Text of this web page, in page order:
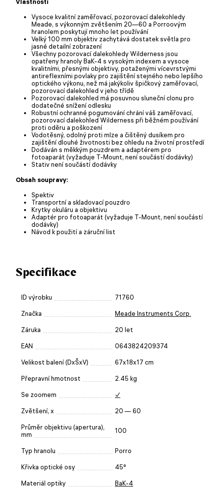
Vysoce kvalitní zaměřovací, pozorovací dalekohledy
Meade, s výkonným zvětšením 20—60 a Porroovým
hranolem poskytují mnoho let používání
Velký 100 mm objektiv zachytává dostatek světla pro
jasné detailní zobrazení
Všechny pozorovací dalekohledy Wilderness jsou
opatřeny hranoly BaK-4 s vysokým indexem a vysoce
kvalitními, přesnými objektivy, potaženými vícevrstvými
antireflexními povlaky pro zajištění stejného nebo lepšího
optického výkonu, než má jakýkoliv špičkový zaměřovací,
pozorovací dalekohled v jeho třídě
Pozorovací dalekohled má posuvnou sluneční clonu pro
dodatečné snížení odlesku
Robustní ochranné pogumování chrání váš zaměřovací,
pozorovací dalekohled Wilderness při běžném používání
proti oděru a poškození
Vodotěsný, odolný proti mlze a čištěný dusíkem pro
zajištění dlouhé životnosti bez ohledu na životní prostředí
Dodáván s měkkým pouzdrem a adaptérem pro
fotoaparát (vyžaduje T-Mount, není součástí dodávky)
Stativ není součástí dodávky
Obsah soupravy:
Spektiv
Transportní a skladovací pouzdro
Krytky okuláru a objektivu
Adaptér pro fotoaparát (vyžaduje T-Mount, není součástí
dodávky)
Návod k použití a záruční list
Specifikace
ID výrobku 71760
Značka Meade Instruments Corp.
Záruka 20 let
EAN 0643824209374
Velikost balení (DxŠxV) 67x18x17 cm
Přepravní hmotnost 2.45 kg
Se zoomem ✓
Zvětšení, x 20 — 60
Průměr objektivu (apertura),
mm
100
Typ hranolu Porro
Křivka optické osy 45°
Materiál optiky BaK-4